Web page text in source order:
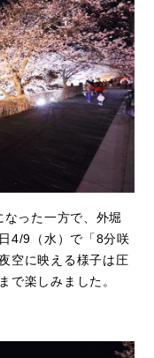
った一方で、外堀
4/9（水）で「8分咲
空に映える様子は圧
で楽しみました。